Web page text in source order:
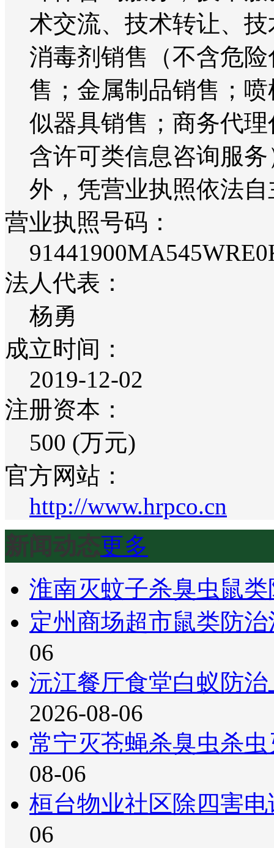
术交流、技术转让、
消毒剂销售（不含危
售；金属制品销售；
似器具销售；商务代
含许可类信息咨询服
外，凭营业执照依法
营业执照号码：
法人代表：
杨勇
成立时间：
2019-12-02
注册资本：
500 (万元)
官方网站：
http://www.hrpco.cn
新闻动态更多
淮南灭蚊子杀臭虫鼠
定州商场超市鼠类防
06
沅江餐厅食堂白蚁防
2026-08-06
常宁灭苍蝇杀臭虫杀
08-06
桓台物业社区除四害
06